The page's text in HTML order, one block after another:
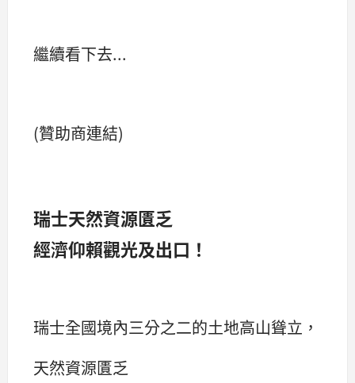
繼續看下去...
(贊助商連結)
瑞士天然資源匱乏
經濟仰賴觀光及出口！
瑞士全國境內三分之二的土地高山聳立，
天然資源匱乏